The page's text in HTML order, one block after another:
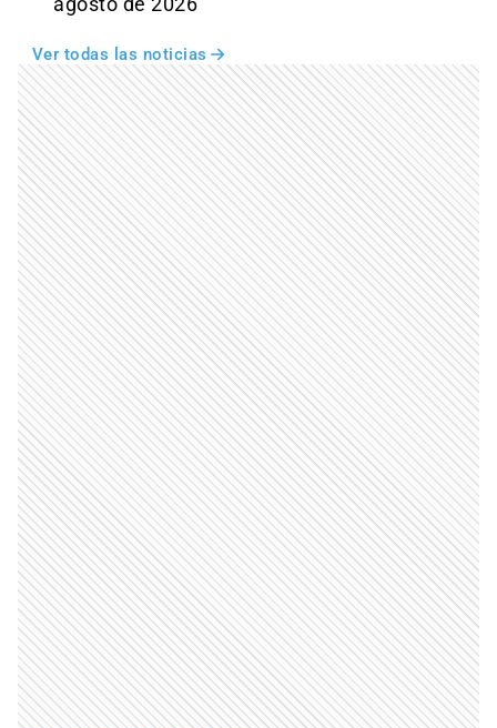
Ver todas las noticias